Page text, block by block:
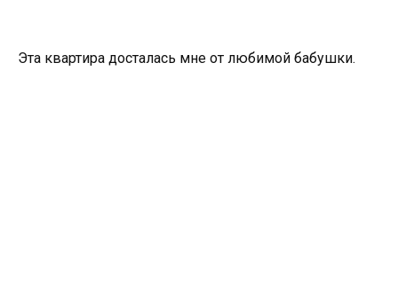
Эта квартира досталась мне от любимой бабушки.